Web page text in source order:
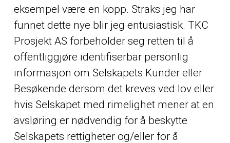
eksempel være en kopp. Straks jeg har
funnet dette nye blir jeg entusiastisk. TKC
Prosjekt AS forbeholder seg retten til å
offentliggjøre identifiserbar personlig
informasjon om Selskapets Kunder eller
Besøkende dersom det kreves ved lov eller
hvis Selskapet med rimelighet mener at en
avsløring er nødvendig for å beskytte
Selskapets rettigheter og/eller for å